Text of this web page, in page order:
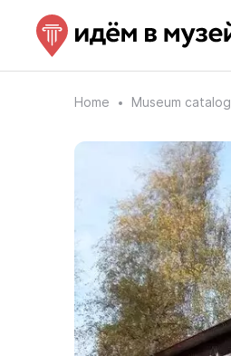
Home Museum catalog